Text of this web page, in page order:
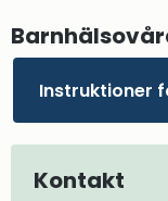
Instruktioner
Kontakt